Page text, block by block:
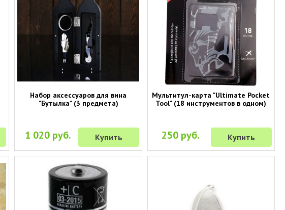
Набор аксессуаров для вина
"Бутылка" (3 предмета)
1 020 руб. Купить
Мультитул-карта "Ultimate Pocket
Tool" (18 инструментов в одном)
250 руб. Купить